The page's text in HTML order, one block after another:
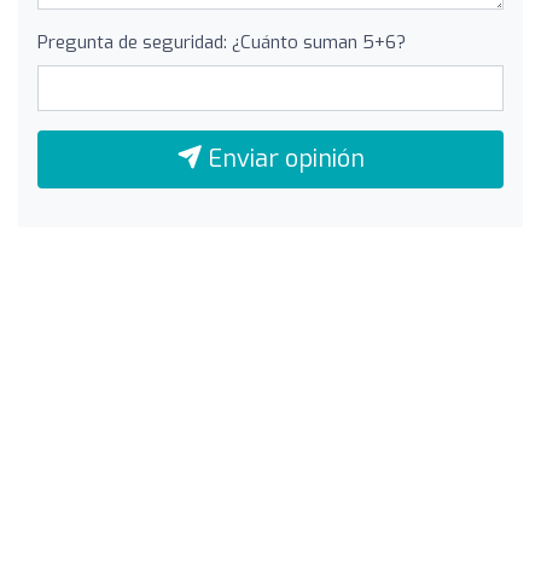
Pregunta de seguridad: ¿Cuánto suman 5+6?
Enviar opinión